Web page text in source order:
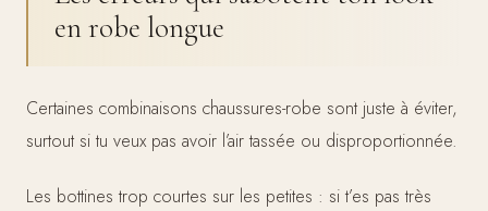
en robe longue
Certaines combinaisons chaussures-robe sont juste à éviter,
surtout si tu veux pas avoir l’air tassée ou disproportionnée.
Les bottines trop courtes sur les petites : si t’es pas très